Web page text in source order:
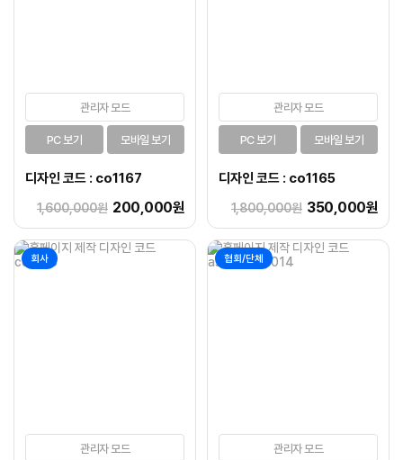
관리자 모드
PC 보기 모바일 보기
디자인 코드 : co1167
1,600,000원 200,000원
관리자 모드
PC 보기 모바일 보기
디자인 코드 : co1165
1,800,000원 350,000원
회사
관리자 모드
협회/단체
관리자 모드